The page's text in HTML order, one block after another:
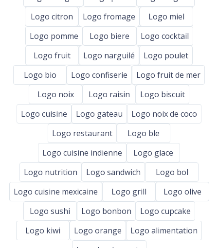
Logo citron
Logo fromage
Logo miel
Logo pomme
Logo biere
Logo cocktail
Logo fruit
Logo narguilé
Logo poulet
Logo bio
Logo confiserie
Logo fruit de mer
Logo noix
Logo raisin
Logo biscuit
Logo cuisine
Logo gateau
Logo noix de coco
Logo restaurant
Logo ble
Logo cuisine indienne
Logo glace
Logo nutrition
Logo sandwich
Logo bol
Logo cuisine mexicaine
Logo grill
Logo olive
Logo sushi
Logo bonbon
Logo cupcake
Logo kiwi
Logo orange
Logo alimentation